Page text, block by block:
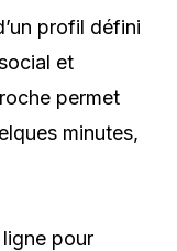
profil défini
et
permet
minutes,
pour